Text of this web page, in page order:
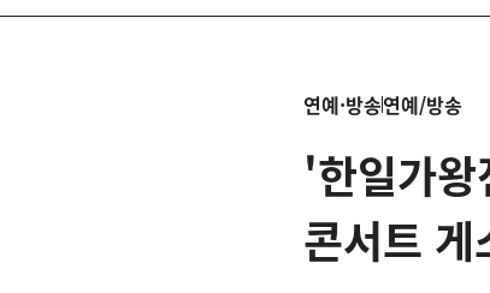
연예·방송연예/방송
'한일가
콘서트